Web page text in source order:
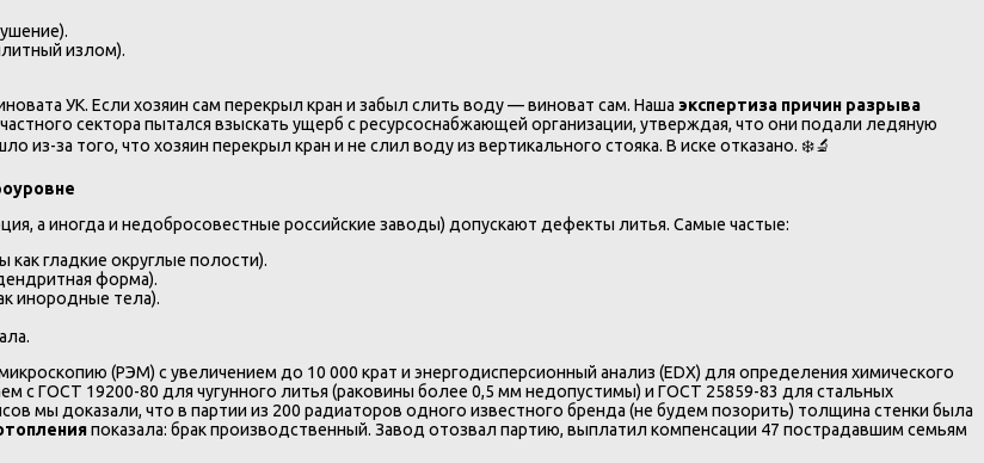
излом).
УК. Если хозяин сам перекрыл кран и забыл слить воду — виноват сам. Наша экспертиза причин разрыва
сектора пытался взыскать ущерб с ресурсоснабжающей организации, утверждая, что они подали ледяную
из-за того, что хозяин перекрыл кран и не слил воду из вертикального стояка. В иске отказано. ❄️🔬
а иногда и недобросовестные российские заводы) допускают дефекты литья. Самые частые:
гладкие округлые полости).
форма).
инородные тела).
(РЭМ) с увеличением до 10 000 крат и энергодисперсионный анализ (EDX) для определения химического
с ГОСТ 19200-80 для чугунного литья (раковины более 0,5 мм недопустимы) и ГОСТ 25859-83 для стальных
мы доказали, что в партии из 200 радиаторов одного известного бренда (не будем позорить) толщина стенки была
показала: брак производственный. Завод отозвал партию, выплатил компенсации 47 пострадавшим семьям